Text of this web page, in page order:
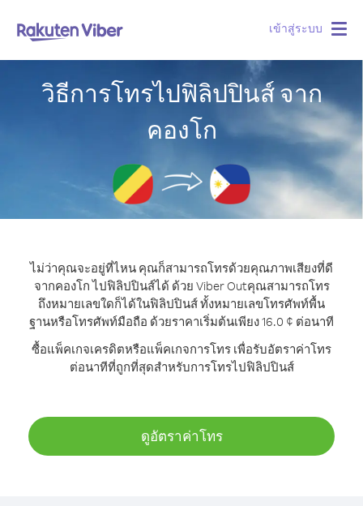
เข้าสู่ระบบ
วิธีการโทรไปฟิลิปปินส์ จาก
คองโก
ไม่ว่าคุณจะอยู่ที่ไหน คุณก็สามารถโทรด้วยคุณภาพเสียงที่ดี
จากคองโก ไปฟิลิปปินส์ได้ ด้วย Viber Outคุณสามารถโทร
ถึงหมายเลขใดก็ได้ในฟิลิปปินส์ ทั้งหมายเลขโทรศัพท์พื้น
ฐานหรือโทรศัพท์มือถือ ด้วยราคาเริ่มต้นเพียง 16.0 ¢ ต่อนาที
ซื้อแพ็คเกจเครดิตหรือแพ็คเกจการโทร เพื่อรับอัตราค่าโทร
ต่อนาทีที่ถูกที่สุดสำหรับการโทรไปฟิลิปปินส์
ดูอัตราค่าโทร